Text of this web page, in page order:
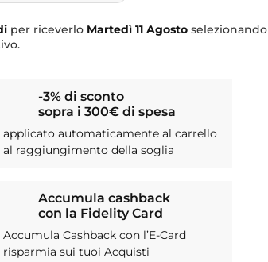
per riceverloMartedì 11 Agostoselezionando
-3% di sconto
sopra i 300€ di spesa
applicato automaticamente al carrello
al raggiungimento della soglia
Accumula cashback
con la Fidelity Card
Accumula Cashback con l’E-Card
risparmia sui tuoi Acquisti